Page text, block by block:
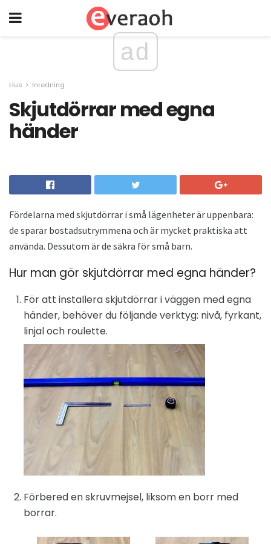
ad
Hus Inredning
Skjutdörrar med egna
händer
Fördelarna med skjutdörrar i små lägenheter är uppenbara:
de sparar bostadsutrymmena och är mycket praktiska att
använda. Dessutom är de säkra för små barn.
Hur man gör skjutdörrar med egna händer?
För att installera skjutdörrar i väggen med egna
händer, behöver du följande verktyg: nivå, fyrkant,
linjal och roulette.
Förbered en skruvmejsel, liksom en borr med
borrar.